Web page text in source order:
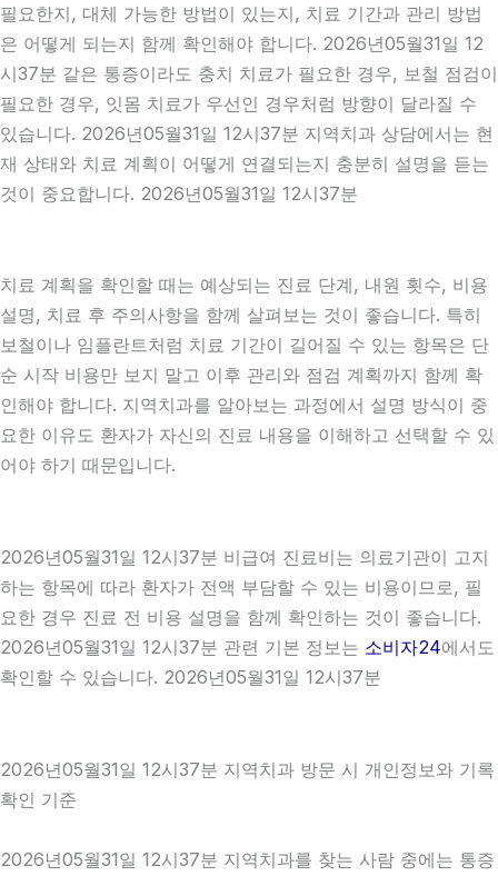
필요한지, 대체 가능한 방법이 있는지, 치료 기간과 관리 방법
은 어떻게 되는지 함께 확인해야 합니다. 2026년05월31일 12
시37분 같은 통증이라도 충치 치료가 필요한 경우, 보철 점검이
필요한 경우, 잇몸 치료가 우선인 경우처럼 방향이 달라질 수
있습니다. 2026년05월31일 12시37분 지역치과 상담에서는 현
재 상태와 치료 계획이 어떻게 연결되는지 충분히 설명을 듣는
것이 중요합니다. 2026년05월31일 12시37분
치료 계획을 확인할 때는 예상되는 진료 단계, 내원 횟수, 비용
설명, 치료 후 주의사항을 함께 살펴보는 것이 좋습니다. 특히
보철이나 임플란트처럼 치료 기간이 길어질 수 있는 항목은 단
순 시작 비용만 보지 말고 이후 관리와 점검 계획까지 함께 확
인해야 합니다. 지역치과를 알아보는 과정에서 설명 방식이 중
요한 이유도 환자가 자신의 진료 내용을 이해하고 선택할 수 있
어야 하기 때문입니다.
2026년05월31일 12시37분 비급여 진료비는 의료기관이 고지
하는 항목에 따라 환자가 전액 부담할 수 있는 비용이므로, 필
요한 경우 진료 전 비용 설명을 함께 확인하는 것이 좋습니다.
2026년05월31일 12시37분 관련 기본 정보는 소비자24에서도
확인할 수 있습니다. 2026년05월31일 12시37분
2026년05월31일 12시37분 지역치과 방문 시 개인정보와 기록
확인 기준
2026년05월31일 12시37분 지역치과를 찾는 사람 중에는 통증